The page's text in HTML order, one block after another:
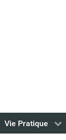
Vie Pratique